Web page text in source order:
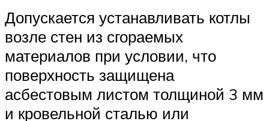
Допускается устанавливать котлы
возле стен из сгораемых
материалов при условии, что
поверхность защищена
асбестовым листом толщиной 3 мм
и кровельной сталью или